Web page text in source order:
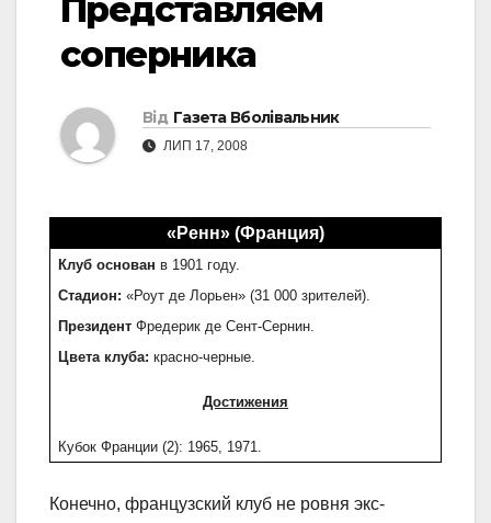
Представляем
соперника
Від Газета Вболівальник
ЛИП 17, 2008
«Ренн» (Франция)
Клуб основан в 1901 году.
Стадион: «Роут де Лорьен» (31 000 зрителей).
Президент Фредерик де Сент-Сернин.
Цвета клуба: красно-черные.
Достижения
Кубок Франции (2): 1965, 1971.
Конечно, французский клуб не ровня экс-